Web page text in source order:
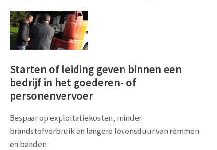
Starten of leiding geven binnen een
bedrijf in het goederen- of
personenvervoer
Bespaar op exploitatiekosten, minder
brandstofverbruik en langere levensduur van remmen
en banden.